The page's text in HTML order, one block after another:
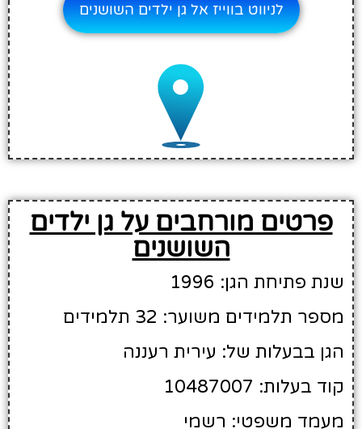
לניווט בווייז אל גן ילדים השושנים
פרטים מורחבים על גן ילדים
השושנים
שנת פתיחת הגן: 1996
מספר תלמידים משוער: 32 תלמידים
הגן בבעלות של: עירית רעננה
קוד בעלות: 10487007
מעמד משפטי: רשמי